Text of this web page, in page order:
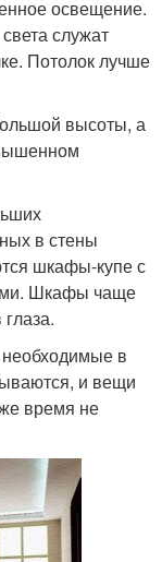
освещение.
служат
Потолок лучше
высоты, а
в стены
шкафы-купе с
Шкафы чаще
в
и вещи
время не